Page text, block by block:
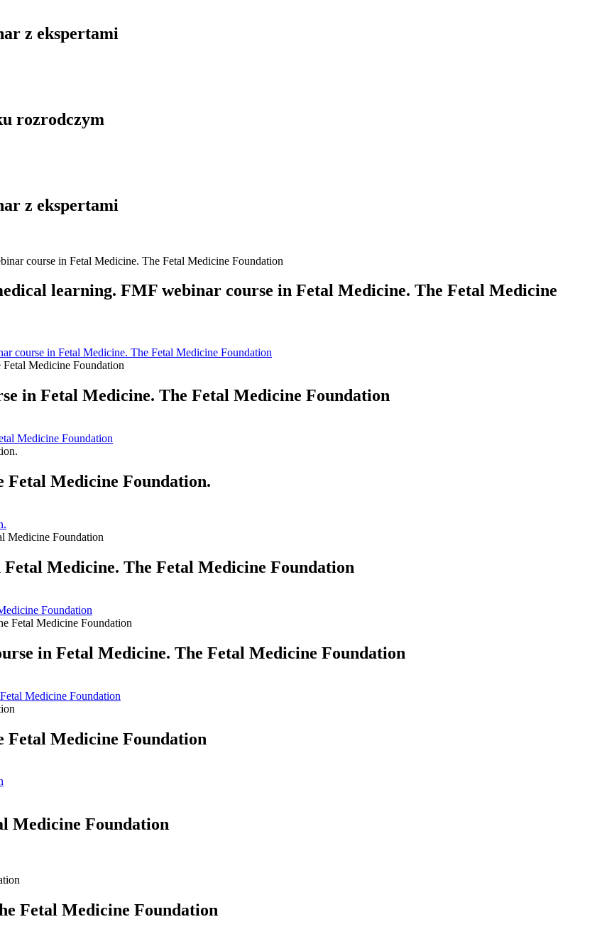
z ekspertami
rozrodczym
z ekspertami
learning. FMF webinar course in Fetal Medicine. The Fetal Medicine
course in Fetal Medicine. The Fetal Medicine Foundation
in Fetal Medicine. The Fetal Medicine Foundation
Medicine Foundation
Fetal Medicine Foundation.
Medicine. The Fetal Medicine Foundation
Foundation
in Fetal Medicine. The Fetal Medicine Foundation
Medicine Foundation
Fetal Medicine Foundation
Medicine Foundation
Fetal Medicine Foundation